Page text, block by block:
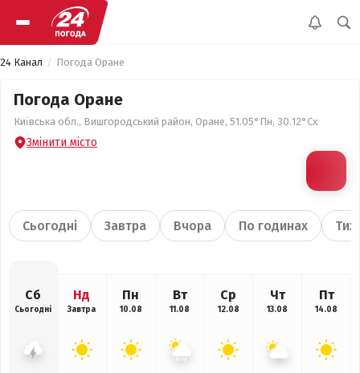
24 Канал Погода Оране
Погода Оране
Київська обл., Вишгородський район, Оране, 51.05°Пн, 30.12°Сх
Змінити місто
Сьогодні Завтра Вчора По годинах
Сб
Сьогодні
Нд
Завтра
Пн
10.08
Вт
11.08
Ср
12.08
Чт
13.08
Пт
14.08